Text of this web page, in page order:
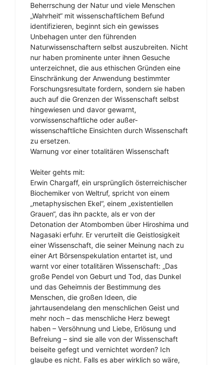
Beherrschung der Natur und viele Menschen
„Wahrheit“ mit wissenschaftlichem Befund
identifizieren, beginnt sich ein gewisses
Unbehagen unter den führenden
Naturwissenschaftern selbst auszubreiten. Nicht
nur haben prominente unter ihnen Gesuche
unterzeichnet, die aus ethischen Gründen eine
Einschränkung der Anwendung bestimmter
Forschungsresultate fordern, sondern sie haben
auch auf die Grenzen der Wissenschaft selbst
hingewiesen und davor gewarnt,
vorwissenschaftliche oder außer-
wissenschaftliche Einsichten durch Wissenschaft
zu ersetzen.
Warnung vor einer totalitären Wissenschaft
Weiter gehts mit:
Erwin Chargaff, ein ursprünglich österreichischer
Biochemiker von Weltruf, spricht von einem
„metaphysischen Ekel“, einem „existentiellen
Grauen“, das ihn packte, als er von der
Detonation der Atombomben über Hiroshima und
Nagasaki erfuhr. Er verurteilt die Geistlosigkeit
einer Wissenschaft, die seiner Meinung nach zu
einer Art Börsenspekulation entartet ist, und
warnt vor einer totalitären Wissenschaft: „Das
große Pendel von Geburt und Tod, das Dunkel
und das Geheimnis der Bestimmung des
Menschen, die großen Ideen, die
jahrtausendelang den menschlichen Geist und
mehr noch – das menschliche Herz bewegt
haben – Versöhnung und Liebe, Erlösung und
Befreiung – sind sie alle von der Wissenschaft
beiseite gefegt und vernichtet worden? Ich
glaube es nicht. Falls es aber wirklich so wäre,